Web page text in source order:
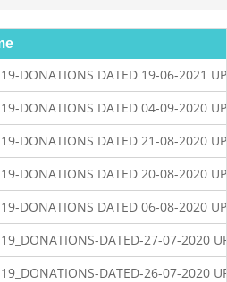
19-DONATIONS DATED 19-06-2021
19-DONATIONS DATED 04-09-2020
19-DONATIONS DATED 21-08-2020
19-DONATIONS DATED 20-08-2020
19-DONATIONS DATED 06-08-2020
19_DONATIONS-DATED-27-07-2020
19_DONATIONS-DATED-26-07-2020